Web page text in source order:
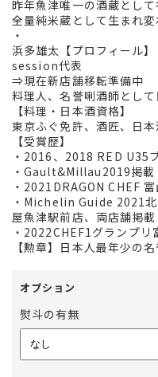
昨年魚津唯一の酒蔵とし
全量純米蔵として生まれ変
・
浜多雄太【プロフィール】
session代表
⇒現在新店舗移転準備中
料理人、名誉唎酒師として
【料理・日本酒資格】
東京ふぐ免許、酒匠、日
【受賞歴】
・2016、2018 RED U35
・Gault&Millau2019掲載
・2021DRAGON CHEF
・Michelin Guide 2021
屋魚津駅前店、両店舗掲載
・2022CHEF1グランプリ
【勲章】日本人最年少の
オプション
熨斗の有無